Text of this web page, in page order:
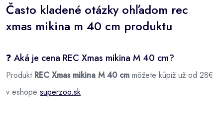
Často kladené otázky ohľadom rec
xmas mikina m 40 cm produktu
❓ Aká je cena REC Xmas mikina M 40 cm?
Produkt REC Xmas mikina M 40 cm môžete kúpiž už od 28€
v eshope superzoo.sk.